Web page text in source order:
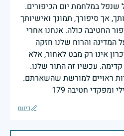
שנפל במלחמת יום הכיפורים.
אך סיפורך, תמונך ואישיותך
החטיבה כולה. אנחנו אחרי
המדינה והרוח שלנו חזקה
אינו רק מבט לאחור, אלא
עכשיו זה התור שלנו.
ראויים למורשת שהשארתם.
דיווח